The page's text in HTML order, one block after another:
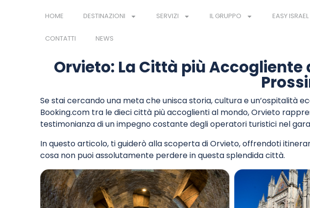
HOME DESTINAZIONI SERVIZI IL GRUPPO EASY ISRAEL
CONTATTI NEWS
Orvieto: La Città più Accogliente
Se stai cercando una meta che unisca storia, cultura e un’ospitalità
Booking.com tra le dieci città più accoglienti al mondo, Orvieto
testimonianza di un impegno costante degli operatori turistici nel
In questo articolo, ti guiderò alla scoperta di Orvieto, offrendoti
cosa non puoi assolutamente perdere in questa splendida città.